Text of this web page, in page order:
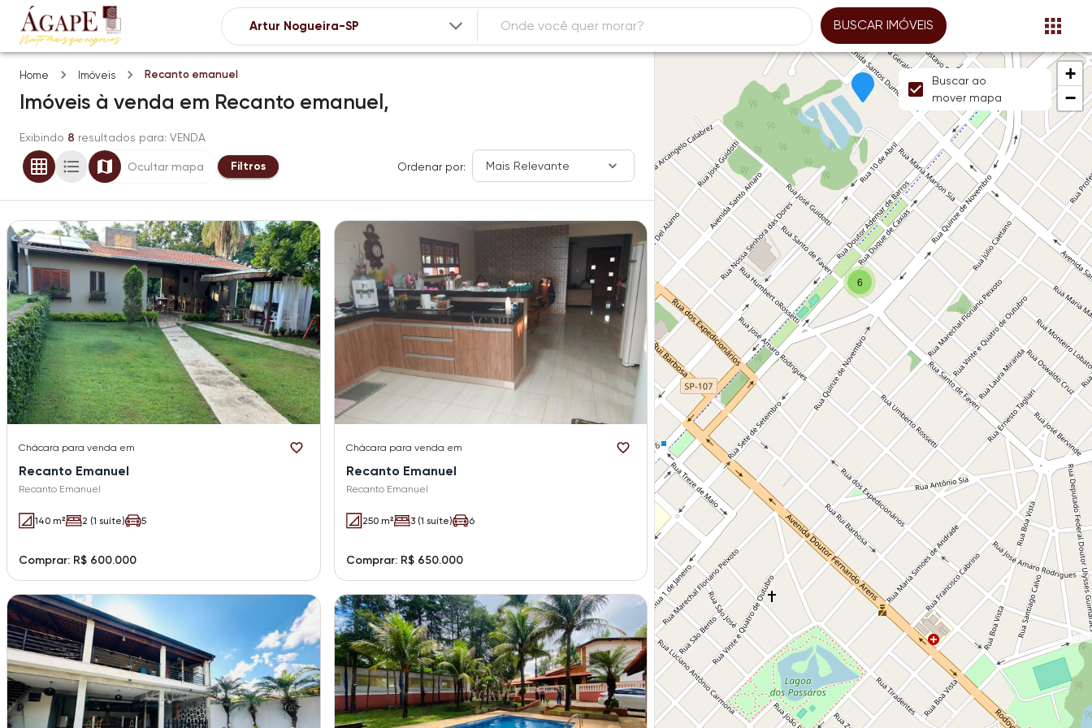
BUSCAR IMÓVEIS
Home Imóveis Recanto emanuel
Imóveis à venda em Recanto emanuel,
Exibindo 8 resultados para: VENDA
Ocultar mapa Filtros Ordenar por: Mais Relevante
Chácara para venda em
Recanto Emanuel
Recanto Emanuel
140 m² 2 (1 suíte) 5
Comprar: R$ 600.000
Chácara para venda em
Recanto Emanuel
Recanto Emanuel
250 m² 3 (1 suíte) 6
Comprar: R$ 650.000
6
+
−
Buscar ao
mover mapa